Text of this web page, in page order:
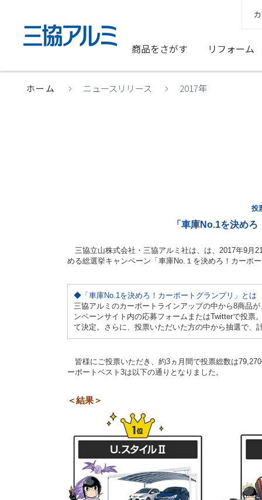
商品をさがす リフォーム
ホーム ニュースリリース 2017年
投
「車庫No.1を決め
三協立山株式会社・三協アルミ社は、は、2017年9月
める総選挙キャンペーン「車庫No.１を決めろ！カーポ
◆「車庫No.1を決めろ！カーポートグランプリ」とは
三協アルミのカーポートラインアップの中から8商品
ンペーンサイト内の応募フォームまたはTwitterで投票
て決定。さらに、投票いただいた方の中から抽選で、
皆様にご投票いただき、約3ヵ月間で投票総数は
ーポートベスト3は以下の通りとなりました。
＜結果＞